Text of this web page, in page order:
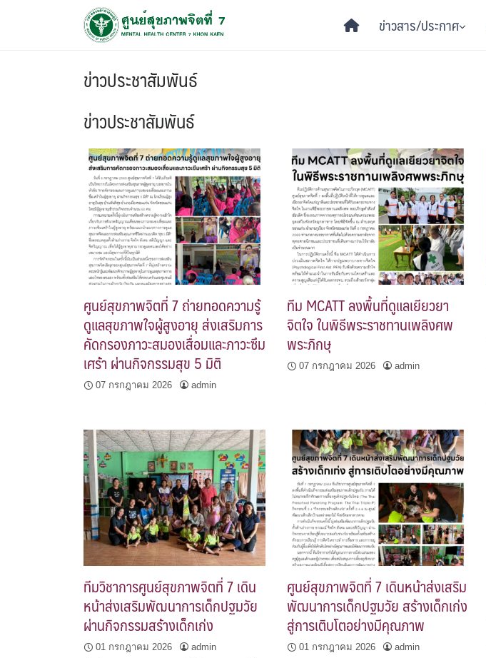
ข่าวสาร/ประกาศ
ข่าวประชาสัมพันธ์
ข่าวประชาสัมพันธ์
ศูนย์สุขภาพจิตที่ 7 ถ่ายทอดความรู้
ดูแลสุขภาพใจผู้สูงอายุ ส่งเสริมการ
คัดกรองภาวะสมองเสื่อมและภาวะซึม
เศร้า ผ่านกิจกรรมสุข 5 มิติ
07 กรกฎาคม 2026 admin
ทีม MCATT ลงพื้นที่ดูแลเยียวยา
จิตใจ ในพิธีพระราชทานเพลิงศพ
พระภิกษุ
07 กรกฎาคม 2026 admin
ทีมวิชาการศูนย์สุขภาพจิตที่ 7 เดิน
หน้าส่งเสริมพัฒนาการเด็กปฐมวัย
ผ่านกิจกรรมสร้างเด็กเก่ง
01 กรกฎาคม 2026 admin
ศูนย์สุขภาพจิตที่ 7 เดินหน้าส่งเสริม
พัฒนาการเด็กปฐมวัย สร้างเด็กเก่ง
สู่การเติบโตอย่างมีคุณภาพ
01 กรกฎาคม 2026 admin